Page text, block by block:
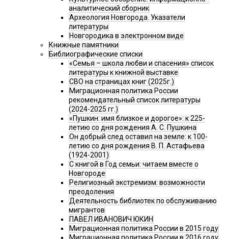
аналитический сборник
Археология Новгорода. Указатели
литературы
Новгородика в электронном виде
Книжные памятники
Библиографические списки
«Семья – школа любви и спасения» список
литературы к книжной выставке
СВО на страницах книг (2025г.)
Миграционная политика России
рекомендательный список литературы
(2024-2025 гг.)
«Пушкин: имя близкое и дорогое»: к 225-
летию со дня рождения А. С. Пушкина
Он добрый след оставил на земле: к 100-
летию со дня рождения В. П. Астафьева
(1924-2001)
С книгой в Год семьи: читаем вместе о
Новгороде
Религиозный экстремизм: возможности
преодоления
Деятельность библиотек по обслуживанию
мигрантов
ПАВЕЛ ИВАНОВИЧ ЮКИН
Миграционная политика России в 2015 году